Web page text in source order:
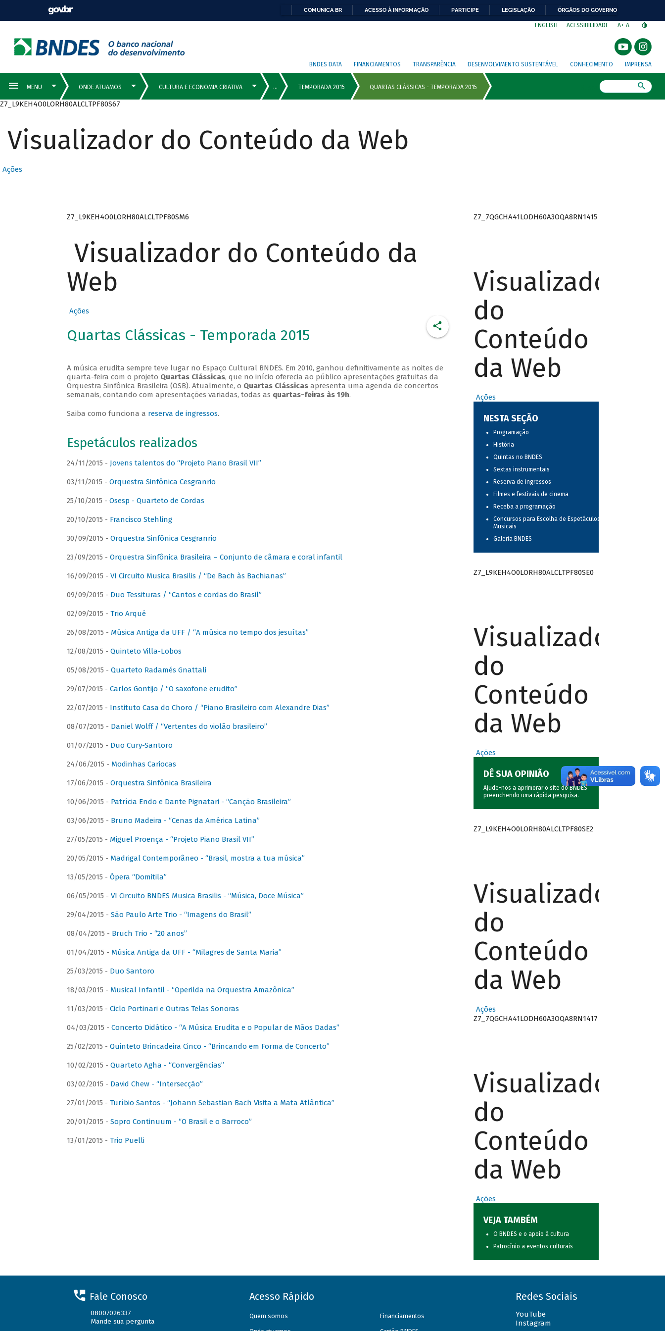
COMUNICA BR ACESSO À INFORMAÇÃO PARTICIPE LEGISLAÇÃO ÓRGÃOS DO GOVERNO
ENGLISH ACESSIBILIDADE A+ A-
BNDES DATA FINANCIAMENTOS TRANSPARÊNCIA DESENVOLVIMENTO SUSTENTÁVEL CONHECIMENTO IMPRENSA
Z7_L9KEH4O0LORH80ALCLTPF80S67
Visualizador do Conteúdo da Web
Ações
Z7_L9KEH4O0LORH80ALCLTPF80SM6
Visualizador do Conteúdo da
Web
Ações
Quartas Clássicas - Temporada 2015
A música erudita sempre teve lugar no Espaço Cultural BNDES. Em 2010, ganhou definitivamente as noites de
quarta-feira com o projeto Quartas Clássicas, que no início oferecia ao público apresentações gratuitas da
Orquestra Sinfônica Brasileira (OSB). Atualmente, o Quartas Clássicasapresenta uma agenda de concertos
semanais, contando com apresentações variadas, todas as quartas-feiras às 19h.
Saiba como funciona a reserva de ingressos.
Espetáculos realizados
24/11/2015 - Jovens talentos do “Projeto Piano Brasil VII”
03/11/2015 - Orquestra Sinfônica Cesgranrio
25/10/2015 - Osesp - Quarteto de Cordas
20/10/2015 - Francisco Stehling
30/09/2015 - Orquestra Sinfônica Cesgranrio
23/09/2015 - Orquestra Sinfônica Brasileira – Conjunto de câmara e coral infantil
16/09/2015 - VI Circuito Musica Brasilis / “De Bach às Bachianas”
09/09/2015 - Duo Tessituras / “Cantos e cordas do Brasil”
02/09/2015 - Trio Arqué
26/08/2015 - Música Antiga da UFF / “A música no tempo dos jesuítas”
12/08/2015 - Quinteto Villa-Lobos
05/08/2015 - Quarteto Radamés Gnattali
29/07/2015 - Carlos Gontijo / “O saxofone erudito”
22/07/2015 - Instituto Casa do Choro / “Piano Brasileiro com Alexandre Dias”
08/07/2015 - Daniel Wolff / “Vertentes do violão brasileiro”
01/07/2015 - Duo Cury-Santoro
24/06/2015 - Modinhas Cariocas
17/06/2015 - Orquestra Sinfônica Brasileira
10/06/2015 - Patrícia Endo e Dante Pignatari - “Canção Brasileira”
03/06/2015 - Bruno Madeira - “Cenas da América Latina”
27/05/2015 - Miguel Proença - “Projeto Piano Brasil VII”
20/05/2015 - Madrigal Contemporâneo - “Brasil, mostra a tua música”
13/05/2015 - Ópera “Domitila”
06/05/2015 - VI Circuito BNDES Musica Brasilis - “Música, Doce Música”
29/04/2015 - São Paulo Arte Trio - “Imagens do Brasil”
08/04/2015 - Bruch Trio - “20 anos”
01/04/2015 - Música Antiga da UFF - “Milagres de Santa Maria”
25/03/2015 - Duo Santoro
18/03/2015 - Musical Infantil - “Operilda na Orquestra Amazônica”
11/03/2015 - Ciclo Portinari e Outras Telas Sonoras
04/03/2015 - Concerto Didático - “A Música Erudita e o Popular de Mãos Dadas”
25/02/2015 - Quinteto Brincadeira Cinco - “Brincando em Forma de Concerto”
10/02/2015 - Quarteto Agha - “Convergências”
03/02/2015 - David Chew - “Intersecção”
27/01/2015 - Turíbio Santos - “Johann Sebastian Bach Visita a Mata Atlântica”
20/01/2015 - Sopro Continuum - “O Brasil e o Barroco”
13/01/2015 - Trio Puelli
Z7_7QGCHA41LODH60A3OQA8RN1415
Visualizador
do
Conteúdo
da Web
Ações
NESTA SEÇÃO
Programação
História
Quintas no BNDES
Sextas instrumentais
Reserva de ingressos
Filmes e festivais de cinema
Receba a programação
Concursos para Escolha de Espetáculos
Musicais
Galeria BNDES
Z7_L9KEH4O0LORH80ALCLTPF80SE0
Visualizador
do
Conteúdo
da Web
Ações
DÊ SUA OPINIÃO
Ajude-nos a aprimorar o site do BNDES
preenchendo uma rápida pesquisa.
Z7_L9KEH4O0LORH80ALCLTPF80SE2
Visualizador
do
Conteúdo
da Web
Ações
Z7_7QGCHA41LODH60A3OQA8RN1417
Visualizador
do
Conteúdo
da Web
Ações
VEJA TAMBÉM
O BNDES e o apoio à cultura
Patrocínio a eventos culturais
Fale Conosco
08007026337
Mande sua pergunta
Acesso Rápido
Quem somos Financiamentos
Redes Sociais
YouTube
Instagram